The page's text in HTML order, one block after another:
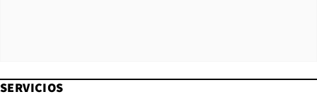
SERVICIOS